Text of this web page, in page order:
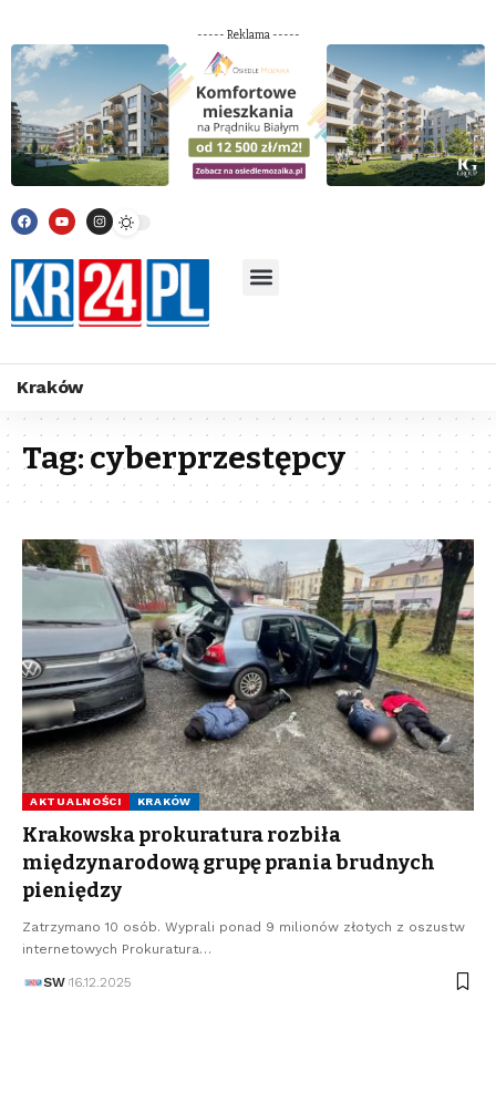
----- Reklama -----
Kraków
Tag:cyberprzestępcy
AKTUALNOŚCI KRAKÓW
Krakowska prokuratura rozbiła
międzynarodową grupę prania brudnych
pieniędzy
Zatrzymano 10 osób. Wyprali ponad 9 milionów złotych z oszustw
internetowych Prokuratura…
SW 16.12.2025